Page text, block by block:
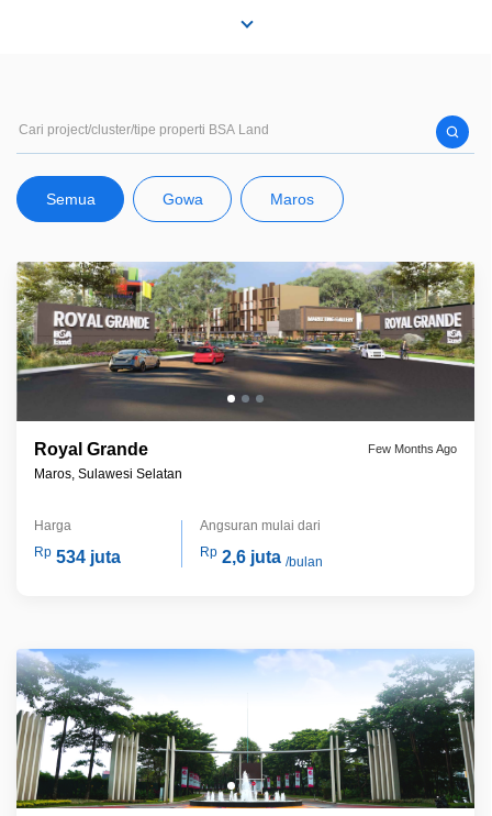
Pergudangan, Wisata Air, hingga Pusat Suku Cadang BSA Land
Semua Gowa Maros
Royal Grande
Maros, Sulawesi Selatan
Few Months Ago
Harga
Rp 534 juta
Angsuran mulai dari
Rp 2,6 juta /bulan